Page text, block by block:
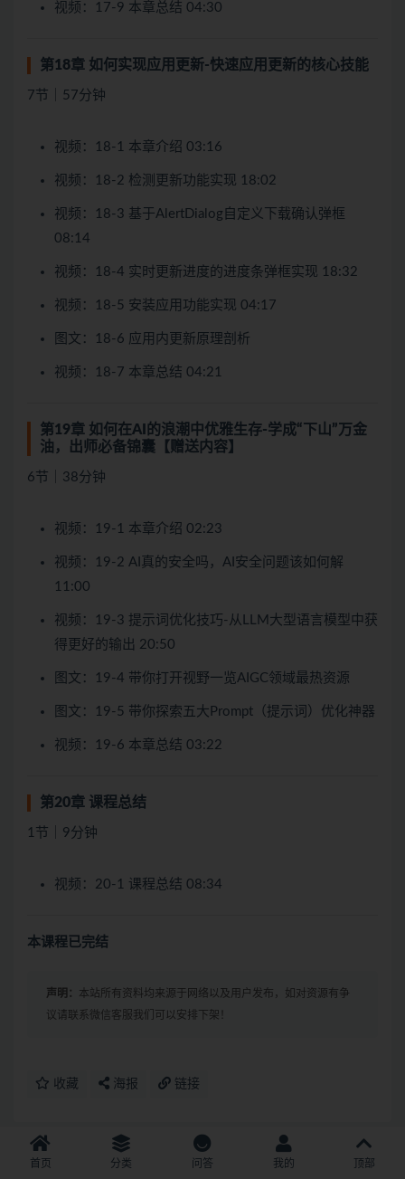
视频：17-9 本章总结 04:30
第18章 如何实现应用更新-快速应用更新的核心技能
7节｜57分钟
视频：18-1 本章介绍 03:16
视频：18-2 检测更新功能实现 18:02
视频：18-3 基于AlertDialog自定义下载确认弹框
08:14
视频：18-4 实时更新进度的进度条弹框实现 18:32
视频：18-5 安装应用功能实现 04:17
图文：18-6 应用内更新原理剖析
视频：18-7 本章总结 04:21
第19章 如何在AI的浪潮中优雅生存-学成“下山”万金
油，出师必备锦囊【赠送内容】
6节｜38分钟
视频：19-1 本章介绍 02:23
视频：19-2 AI真的安全吗，AI安全问题该如何解
11:00
视频：19-3 提示词优化技巧-从LLM大型语言模型中获
得更好的输出 20:50
图文：19-4 带你打开视野一览AIGC领域最热资源
图文：19-5 带你探索五大Prompt（提示词）优化神器
视频：19-6 本章总结 03:22
第20章 课程总结
1节｜9分钟
视频：20-1 课程总结 08:34
本课程已完结
声明： 本站所有资料均来源于网络以及用户发布，如对资源有争
议请联系微信客服我们可以安排下架！
收藏 海报 链接
上一篇
首页 分类 问答 我的 顶部